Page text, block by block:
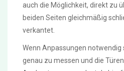
auch die Möglichkeit, direkt zu
beiden Seiten gleichmäßig
verkantet.
Wenn Anpassungen notwendig
genau zu messen und die